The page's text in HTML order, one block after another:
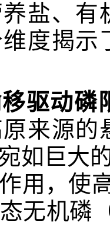
盐、
度揭
驱动磷
来源的
如巨大
用，使
无机磷